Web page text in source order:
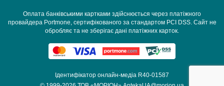
Ідентифікатор онлайн-медіа R40-01587
Оплата банківськими картками здійснюється через платіжного
провайдера Portmone, сертифікованого за стандартом PCI DSS. Сайт не
обробляє та не зберігає дані платіжних карток.